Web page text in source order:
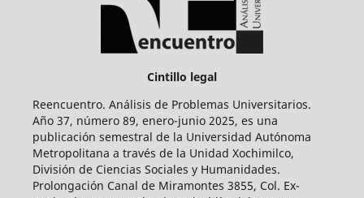
Cintillo legal
Reencuentro. Análisis de Problemas Universitarios.
Año 37, número 89, enero-junio 2025, es una
publicación semestral de la Universidad Autónoma
Metropolitana a través de la Unidad Xochimilco,
División de Ciencias Sociales y Humanidades.
Prolongación Canal de Miramontes 3855, Col. Ex-